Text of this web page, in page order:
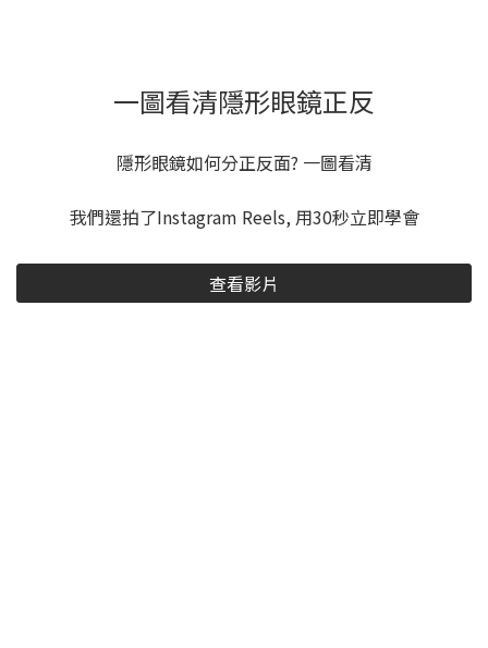
一圖看清隱形眼鏡正反
隱形眼鏡如何分正反面? 一圖看清
我們還拍了Instagram Reels, 用30秒立即學會
查看影片